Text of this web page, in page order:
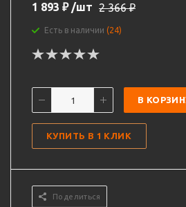
1 893 ₽ /шт 2 366₽
Есть в наличии (24)
В
КУПИТЬ В 1 КЛИК
Поделиться